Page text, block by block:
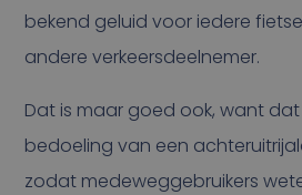
bekend geluid voor iedere
andere verkeersdeelnemer.
Dat is maar goed ook, want
bedoeling van een
zodat medeweggebruikers